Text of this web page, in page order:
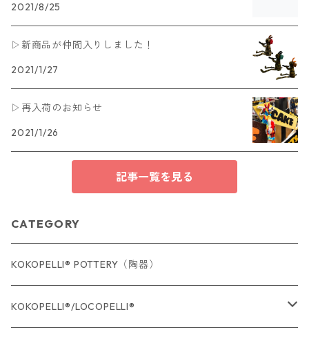
2021/8/25
▷新商品が仲間入りしました！
2021/1/27
▷再入荷のお知らせ
2021/1/26
記事一覧を見る
CATEGORY
KOKOPELLI® POTTERY（陶器）
KOKOPELLI®/LOCOPELLI®